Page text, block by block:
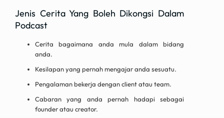
Jenis Cerita Yang Boleh Dikongsi Dalam
Podcast
Cerita bagaimana anda mula dalam bidang
anda.
Kesilapan yang pernah mengajar anda sesuatu.
Pengalaman bekerja dengan client atau team.
Cabaran yang anda pernah hadapi sebagai
founder atau creator.